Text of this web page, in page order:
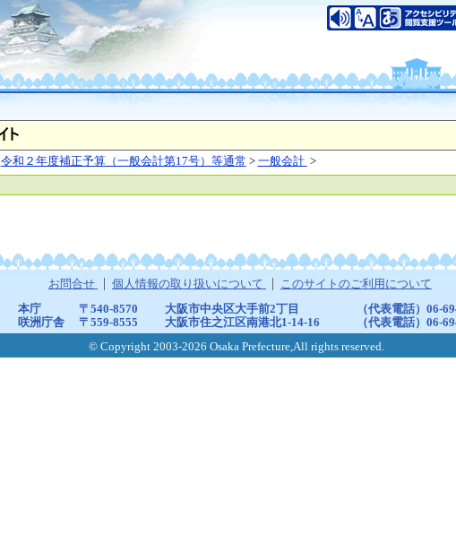
令和２年度補正予算（一般会計第17号）等通常 > 一般会計 >
お問合せ 個人情報の取り扱いについて このサイトのご利用について
本庁 〒540-8570 大阪市中央区大手前2丁目
（代表電話）06-
咲洲庁舎
〒559-8555 大阪市住之江区南港北1-14-16
（代表電話）06-
© Copyright 2003-2026 Osaka Prefecture,All rights reserved.